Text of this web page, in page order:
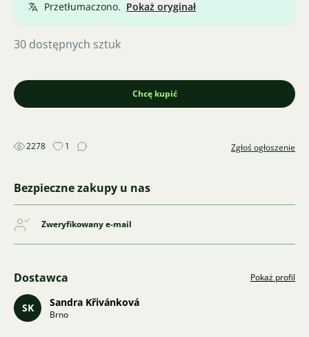
Przetłumaczono. Pokaż oryginał
30 dostępnych sztuk
Chcę kupić
2278 1 Zgłoś ogłoszenie
Bezpieczne zakupy u nas
Zweryfikowany e-mail
Dostawca Pokaż profil
SK Sandra Křivánková
Brno